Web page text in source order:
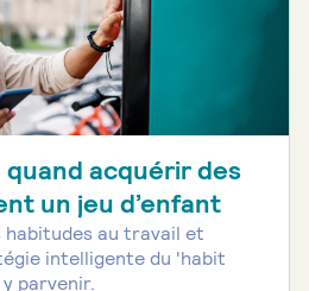
acquérir des
un jeu d’enfant
habitudes au travail et
intelligente du 'habit
parvenir.